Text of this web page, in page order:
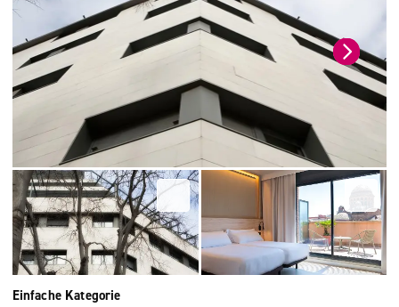
Einfache Kategorie